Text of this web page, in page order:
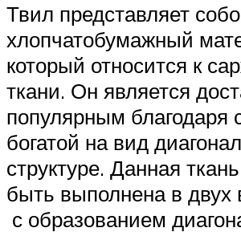
Твил представляет
хлопчатобумажный
который относится к
ткани. Он является
популярным благодаря
богатой на вид
структуре. Данная
быть выполнена в двух
с образованием